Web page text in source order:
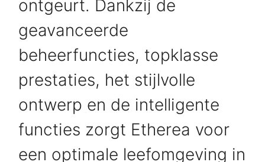
ontgeurt. Dankzij de
geavanceerde
beheerfuncties, topklasse
prestaties, het stijlvolle
ontwerp en de intelligente
functies zorgt Etherea voor
een optimale leefomgeving in